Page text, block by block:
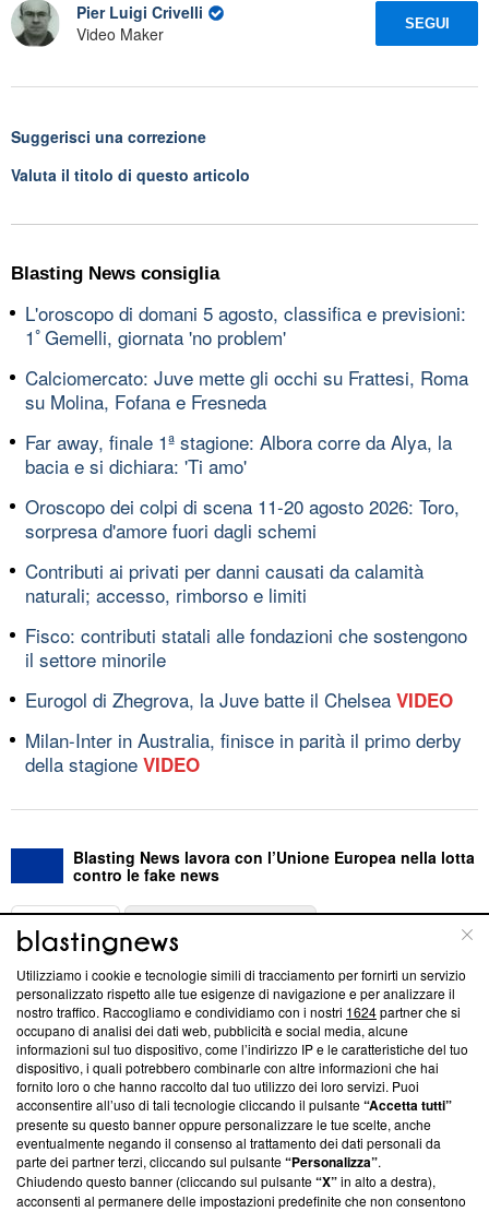
Pier Luigi Crivelli
Video Maker
SEGUI
Suggerisci una correzione
Valuta il titolo di questo articolo
Blasting News consiglia
L'oroscopo di domani 5 agosto, classifica e previsioni:
1ﾟGemelli, giornata 'no problem'
Calciomercato: Juve mette gli occhi su Frattesi, Roma
su Molina, Fofana e Fresneda
Far away, finale 1ª stagione: Albora corre da Alya, la
bacia e si dichiara: 'Ti amo'
Oroscopo dei colpi di scena 11-20 agosto 2026: Toro,
sorpresa d'amore fuori dagli schemi
Contributi ai privati per danni causati da calamità
naturali; accesso, rimborso e limiti
Fisco: contributi statali alle fondazioni che sostengono
il settore minorile
Eurogol di Zhegrova, la Juve batte il Chelsea VIDEO
Milan-Inter in Australia, finisce in parità il primo derby
della stagione VIDEO
Blasting News lavora con l’Unione Europea nella lotta
contro le fake news
ABOUT
Questa sezione offre informazioni trasparenti su Blasting
News, sui nostri processi editoriali e su come ci impegniamo a
creare news di qualità. Inoltre, afferma la nostra aderenza a
‘Trust Project - News with Integrity’Blasting News non è
ancora membro del programma, ma ha richiesto di farne
parte; Trust Project non ha ancora effettuato una verifica di
conformità agli standard.
Su di noi
Team editoriale
Utilizziamo i cookie e tecnologie simili di tracciamento per fornirti un servizio
personalizzato rispetto alle tue esigenze di navigazione e per analizzare il
nostro traffico. Raccogliamo e condividiamo con i nostri 1624partner che si
occupano di analisi dei dati web, pubblicità e social media, alcune
informazioni sul tuo dispositivo, come l’indirizzo IP e le caratteristiche del tuo
dispositivo, i quali potrebbero combinarle con altre informazioni che hai
fornito loro o che hanno raccolto dal tuo utilizzo dei loro servizi. Puoi
acconsentire all’uso di tali tecnologie cliccando il pulsante“Accetta tutti”
presente su questo banner oppure personalizzare le tue scelte, anche
eventualmente negando il consenso al trattamento dei dati personali da
parte dei partner terzi, cliccando sul pulsante“Personalizza”.
Chiudendo questo banner (cliccando sul pulsante“X”in alto a destra),
acconsenti al permanere delle impostazioni predefinite che non consentono